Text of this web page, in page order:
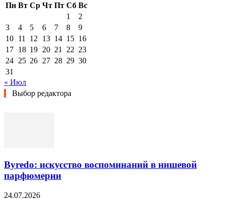
Пн Вт Ср Чт Пт Сб Вс
1
2
3
4 5 6 7 8
9
10 11 12 13 14 15 16
17 18 19 20 21 22 23
24 25 26 27 28 29 30
31
« Июл
Выбор редактора
Byredo: искусство воспоминаний в нишевой
парфюмерии
24.07.2026